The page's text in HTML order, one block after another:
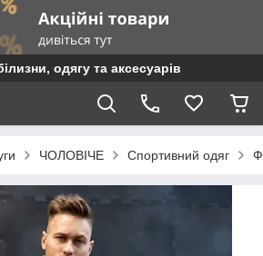
одягу та аксесуарів
ЧОЛОВІЧЕ Спортивний одяг